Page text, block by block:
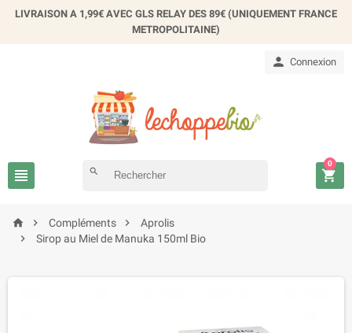
LIVRAISON A 1,99€ AVEC GLS RELAY DES 89€ (UNIQUEMENT FRANCE
METROPOLITAINE)
 Connexion
 search 
0
  Compléments 
Aprolis

Sirop au Miel de Manuka 150ml Bio
Créer une liste d'envies ×
Annuler Créer une liste d'envies